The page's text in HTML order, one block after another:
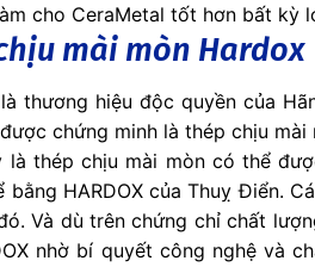
cho CeraMetal tốt hơn bất
mài mòn Hardox
là thương hiệu độc quyền của
được chứng minh là thép chịu
là thép chịu mài mòn có thể
bằng HARDOX của Thuỵ Điển.
Và dù trên chứng chỉ chất
nhờ bí quyết công nghệ và